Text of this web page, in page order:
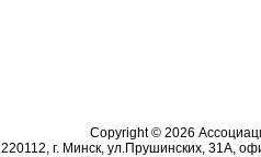
Copyright © 2026
220112, г. Минск, ул.Прушинских, 31А,